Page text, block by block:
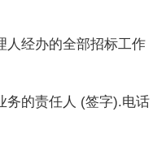
人经办的全部招标工作
务的责任人 (签字).电话